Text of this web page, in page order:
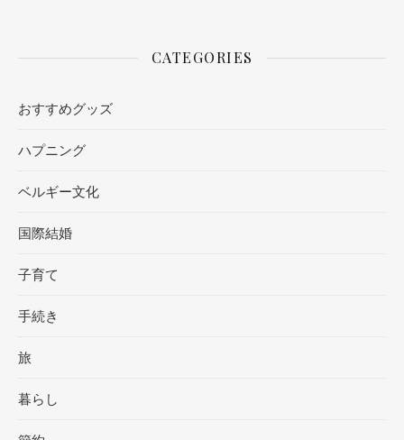
CATEGORIES
おすすめグッズ
ハプニング
ベルギー文化
国際結婚
子育て
手続き
旅
暮らし